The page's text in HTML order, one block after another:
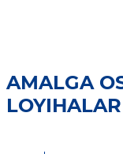
AMALGA
LOYIHALAR